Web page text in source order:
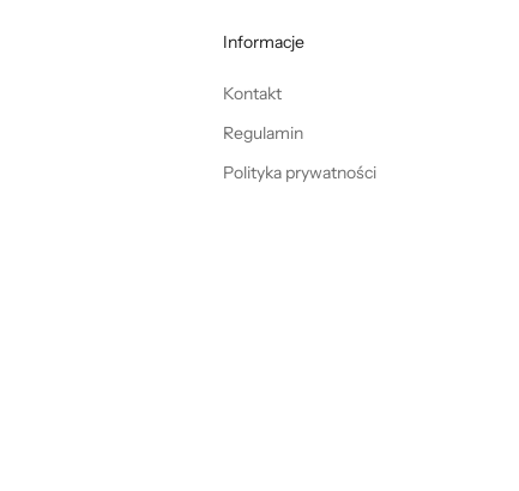
Informacje
Kontakt
Regulamin
Polityka prywatności